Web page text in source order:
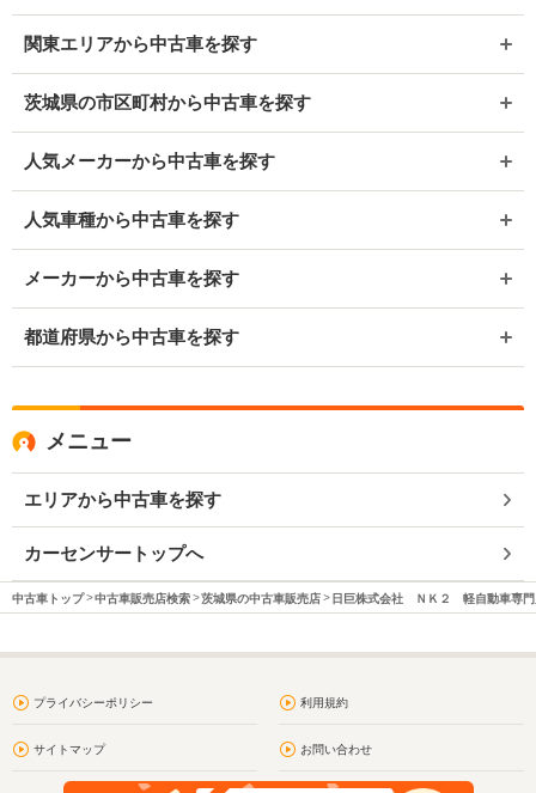
関東エリアから中古車を探す
茨城県の市区町村から中古車を探す
人気メーカーから中古車を探す
人気車種から中古車を探す
メーカーから中古車を探す
都道府県から中古車を探す
メニュー
エリアから中古車を探す
カーセンサートップへ
中古車トップ 中古車販売店検索 茨城県の中古車販売店 日巨株式会社 ＮＫ２ 軽自動車専
プライバシーポリシー 利用規約
サイトマップ お問い合わせ